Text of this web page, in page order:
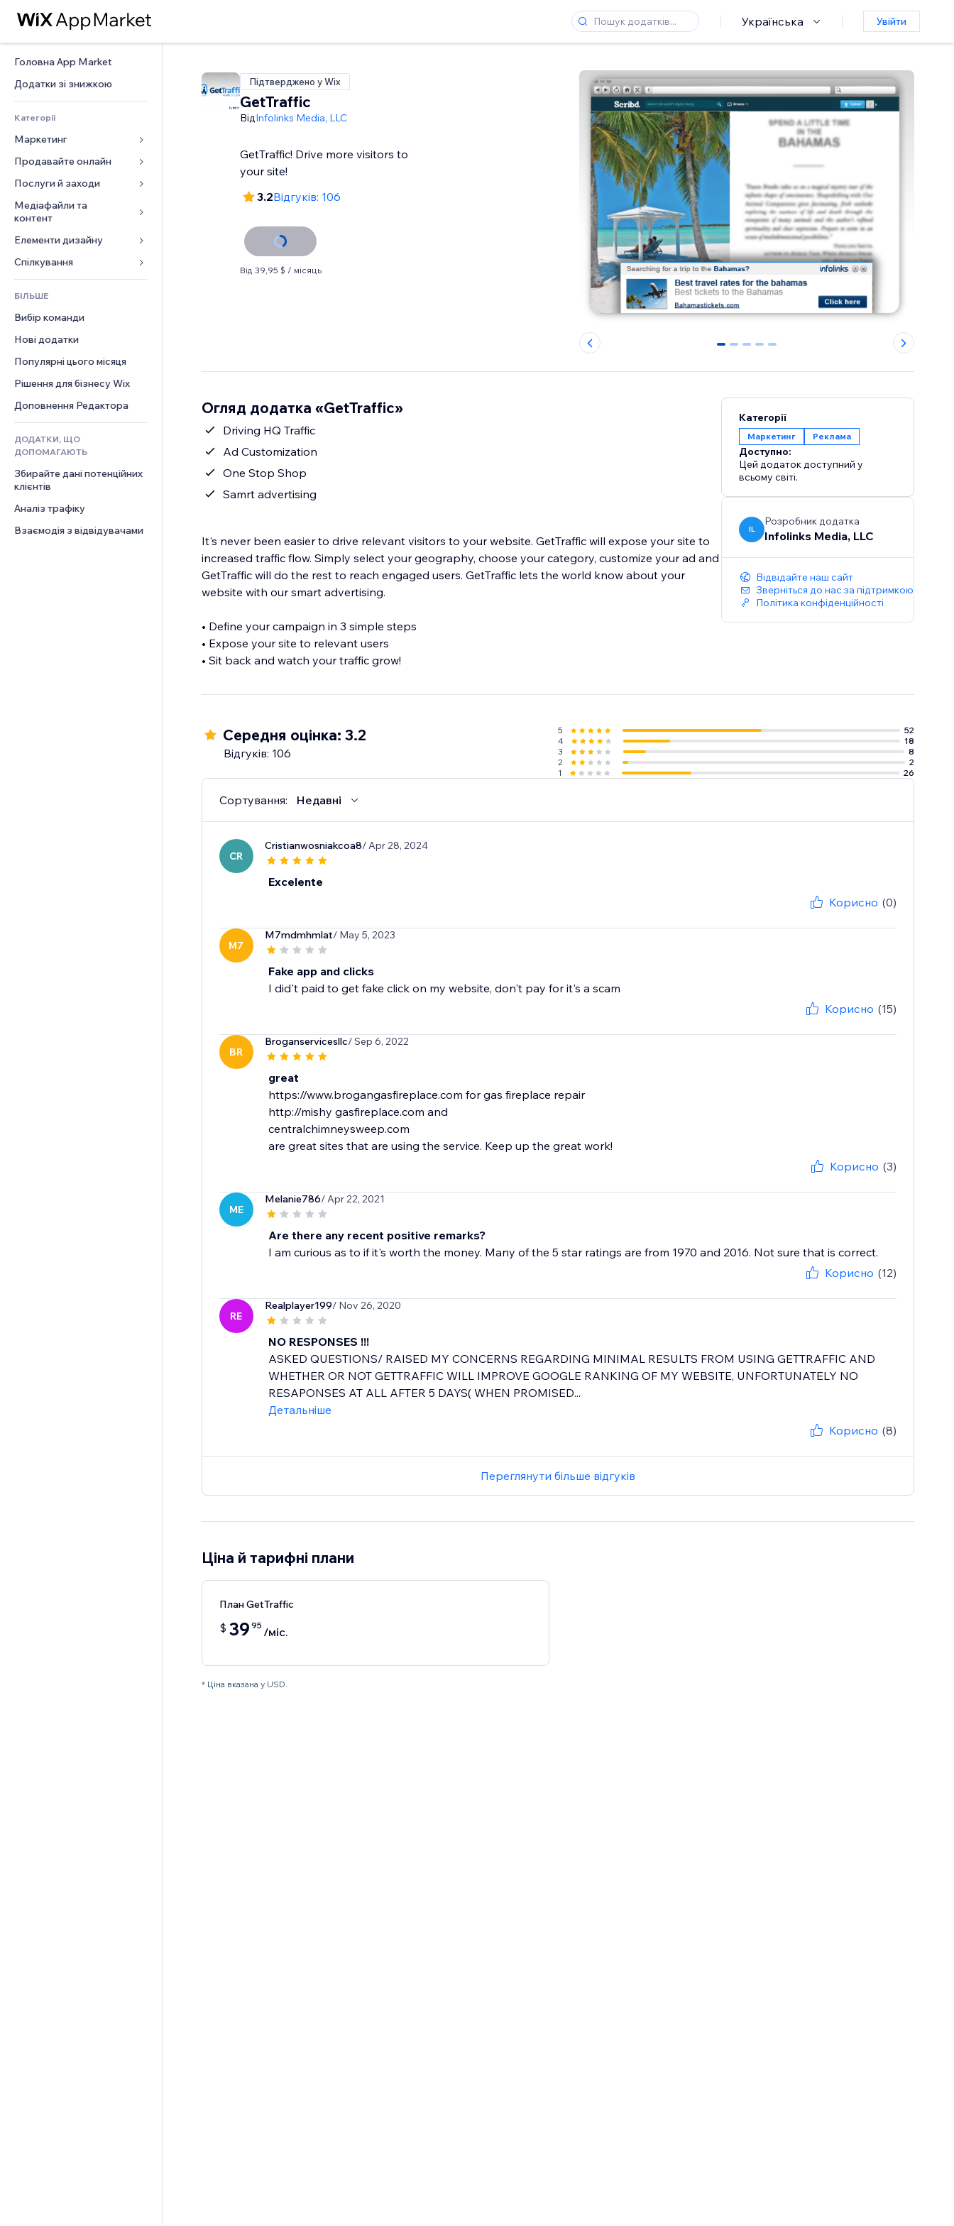
Українська Увійти
Головна App Market
Додатки зі знижкою
Категорії
Маркетинг
Реклама
Мобільний
Аналітика
Соцмережі
SEO
Залучення
Розміщення сайту
Ел. пошта
Конверсія
Продавайте онлайн
Додатки для магазинів
Надсилання та доставка
Кнопки продажу
Онлайн‑курси
Друк на замовлення
Бухгалтерський облік
Купони й лояльність
Рішення для складів
Дропшипінг
Тарифні плани й підписки
Краудфандинг
Їжа та напої
Послуги й заходи
Готелі
Заходи
Ресторани
Нерухомість
Медіафайли та
контент
Галерея
Музика
Подкасти
Фотографія
Відео
PDF
Обмін файлами
Новини
Елементи дизайну
Карти й навігація
Конфіденційність і безпека
Годинник
Шаблони сторінок
Ефекти зображення
Кнопки та меню
Банери та бейджі
Калькулятори
Пошук
Погода
Графіки й таблиці
Форми
Опитування
Чат
Коментарі
Телефон
Спільнота
Відгуки
CRM
БІЛЬШЕ
Вибір команди
Нові додатки
Популярні цього місяця
Рішення для бізнесу Wix
Доповнення Редактора
ДОДАТКИ, ЩО
ДОПОМАГАЮТЬ
Збирайте дані потенційних
клієнтів
Аналіз трафіку
Взаємодія з відвідувачами
Підтверджено у Wix
GetTraffic
ВідInfolinks Media, LLC
GetTraffic! Drive more visitors to
your site!
3.2Відгуків: 106
Від 39,95 $ / місяць
0 1 2 3 4
Огляд додатка «GetTraffic»
Driving HQ Traffic
Ad Customization
One Stop Shop
Samrt advertising
It's never been easier to drive relevant visitors to your website. GetTraffic will expose your site to
increased traffic flow. Simply select your geography, choose your category, customize your ad and
GetTraffic will do the rest to reach engaged users. GetTraffic lets the world know about your
website with our smart advertising.
• Define your campaign in 3 simple steps
• Expose your site to relevant users
• Sit back and watch your traffic grow!
Категорії
Маркетинг Реклама
Доступно:
Цей додаток доступний у
всьому світі.
IL
Розробник додатка
Infolinks Media, LLC
Відвідайте наш сайт
Зверніться до нас за підтримкою
Політика конфіденційності
Середня оцінка: 3.2
Відгуків: 106
5
52
4
18
3
8
2
2
1
26
Сортування: Недавні
CR
Cristianwosniakcoa8/ Apr 28, 2024
Excelente
Корисно (0)
M7
M7mdmhmlat/ May 5, 2023
Fake app and clicks
I did't paid to get fake click on my website, don't pay for it's a scam
Корисно (15)
BR
Broganservicesllc/ Sep 6, 2022
great
https://www.brogangasfireplace.com for gas fireplace repair
http://mishy gasfireplace.com and
centralchimneysweep.com
are great sites that are using the service. Keep up the great work!
Корисно (3)
ME
Melanie786/ Apr 22, 2021
Are there any recent positive remarks?
I am curious as to if it's worth the money. Many of the 5 star ratings are from 1970 and 2016. Not sure that is correct.
Корисно (12)
RE
Realplayer199/ Nov 26, 2020
NO RESPONSES !!!
ASKED QUESTIONS/ RAISED MY CONCERNS REGARDING MINIMAL RESULTS FROM USING GETTRAFFIC AND
WHETHER OR NOT GETTRAFFIC WILL IMPROVE GOOGLE RANKING OF MY WEBSITE, UNFORTUNATELY NO
RESAPONSES AT ALL AFTER 5 DAYS( WHEN PROMISED...
Детальніше
Корисно (8)
Переглянути більше відгуків
Ціна й тарифні плани
План GetTraffic
$ 39 95 /міс.
* Ціна вказана у USD.